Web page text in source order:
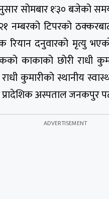
सोमबार १ः३० बजेको
नम्बरको टिपरको
रियान दनुवारको मृत्यु
काकाको छोरी राधी
कुमारीको स्थानीय
अस्पताल जनकपुर